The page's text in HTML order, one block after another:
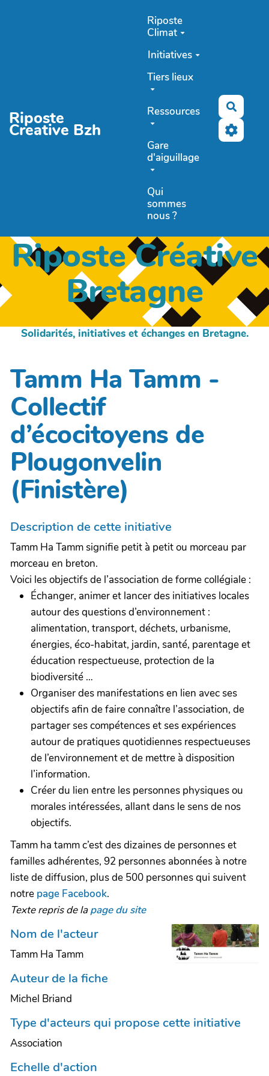
Riposte
Creative Bzh
Riposte
Climat
Initiatives
Tiers lieux
Ressources
Gare
d'aiguillage
Qui
sommes
nous ?
Riposte Créative
Bretagne
Solidarités, initiatives et échanges en Bretagne.
Tamm Ha Tamm -
Collectif
d’écocitoyens de
Plougonvelin
(Finistère)
Description de cette initiative
Tamm Ha Tamm signifie petit à petit ou morceau par
morceau en breton.
Voici les objectifs de l’association de forme collégiale :
Échanger, animer et lancer des initiatives locales
autour des questions d’environnement :
alimentation, transport, déchets, urbanisme,
énergies, éco-habitat, jardin, santé, parentage et
éducation respectueuse, protection de la
biodiversité …
Organiser des manifestations en lien avec ses
objectifs afin de faire connaître l’association, de
partager ses compétences et ses expériences
autour de pratiques quotidiennes respectueuses
de l’environnement et de mettre à disposition
l’information.
Créer du lien entre les personnes physiques ou
morales intéressées, allant dans le sens de nos
objectifs.
Tamm ha tamm c’est des dizaines de personnes et
familles adhérentes, 92 personnes abonnées à notre
liste de diffusion, plus de 500 personnes qui suivent
notre page Facebook.
Texte repris de lapage du site
Nom de l'acteur
Tamm Ha Tamm
Auteur de la fiche
Michel Briand
Type d'acteurs qui propose cette initiative
Association
Echelle d'action